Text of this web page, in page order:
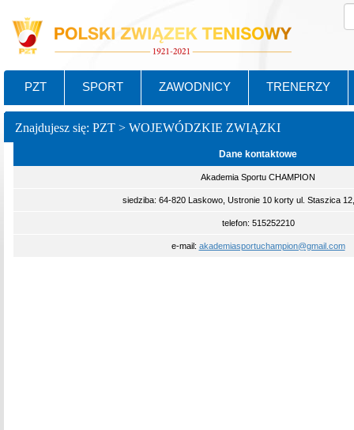
PZT SPORT ZAWODNICY TRENERZY
Znajdujesz się: PZT > WOJEWÓDZKIE ZWIĄZKI
Dane kontaktowe
Akademia Sportu CHAMPION
siedziba: 64-820 Laskowo, Ustronie 10 korty ul. Staszica
telefon: 515252210
e-mail: akademiasportuchampion@gmail.com